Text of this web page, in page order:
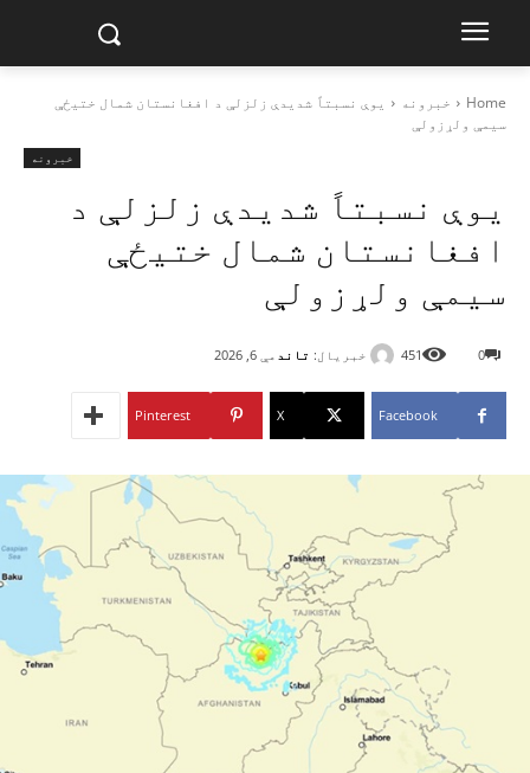
Home خبرونه
یوې نسبتاً شدیدې زلزلې د افغانستان شمال ختیځې
سیمې ولړزولې
خبرونه
یوې نسبتاً شدیدې زلزلې د
افغانستان شمال ختیځې
سیمې ولړزولې
خبریال: تاند مې 6, 2026 0
451
Facebook
X
Pinterest